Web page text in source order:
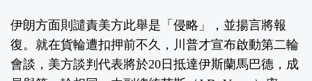
伊朗方面則譴責美方此舉是「侵略」，並揚言將報
復。就在貨輪遭扣押前不久，川普才宣布啟動第二輪
會談，美方談判代表將於20日抵達伊斯蘭馬巴德，成